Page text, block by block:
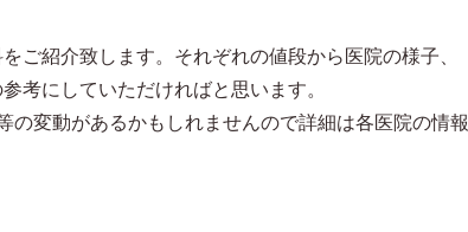
ご紹介致します。それぞれの値段から医院の様子、
考にしていただければと思います。
変動があるかもしれませんので詳細は各医院の情報